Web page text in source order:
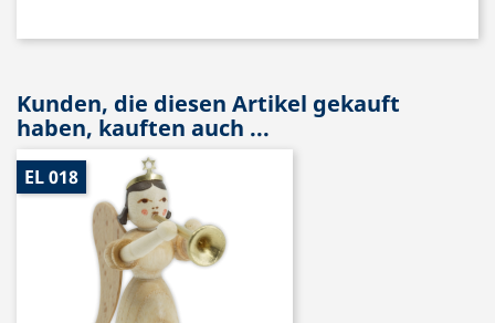
Kunden, die diesen Artikel gekauft
haben, kauften auch ...
EL 018